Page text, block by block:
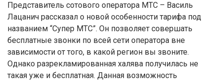
Представитель сотового оператора МТС – Василь
Лацанич рассказал о новой особенности тарифа под
названием “Супер МТС”. Он позволяет совершать
бесплатные звонки по всей сети оператора вне
зависимости от того, в какой регион вы звоните.
Однако разрекламированная халява получилась не
такая уже и бесплатная. Данная возможность